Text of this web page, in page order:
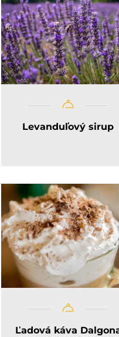
Levanduľový sirup
Ľadová káva